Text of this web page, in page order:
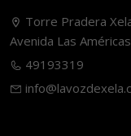
Torre Pradera
Avenida Las
49193319